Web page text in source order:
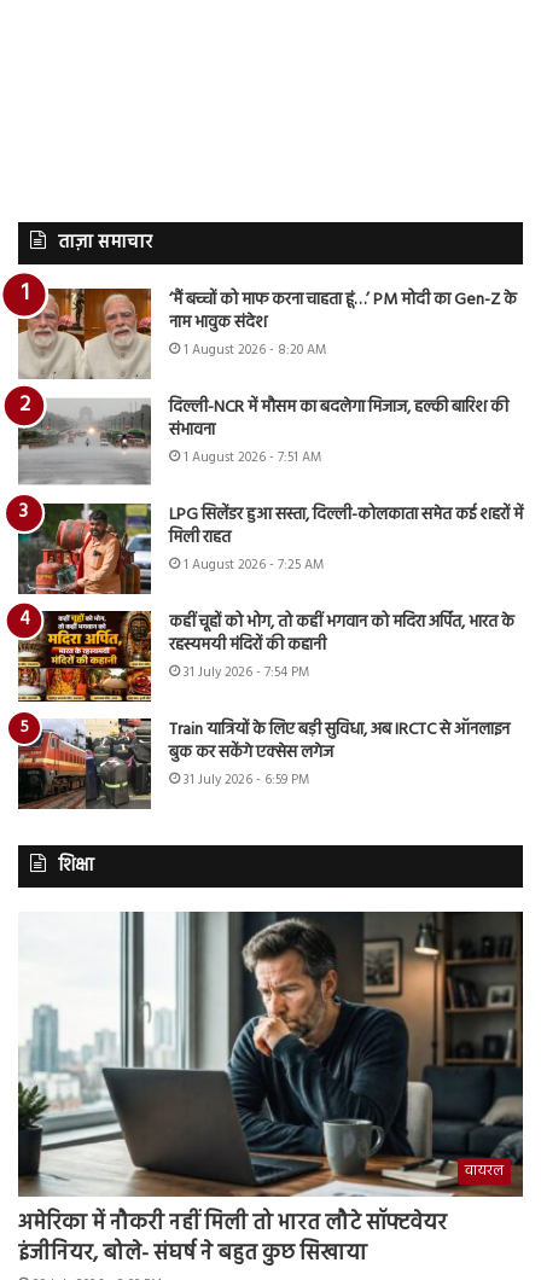
ताज़ा समाचार
‘मैं बच्चों को माफ करना चाहता हूं…’ PM मोदी का Gen-Z के
नाम भावुक संदेश
1 August 2026 - 8:20 AM
दिल्ली-NCR में मौसम का बदलेगा मिजाज, हल्की बारिश की
संभावना
1 August 2026 - 7:51 AM
LPG सिलेंडर हुआ सस्ता, दिल्ली-कोलकाता समेत कई शहरों में
मिली राहत
1 August 2026 - 7:25 AM
कहीं चूहों को भोग, तो कहीं भगवान को मदिरा अर्पित, भारत के
रहस्यमयी मंदिरों की कहानी
31 July 2026 - 7:54 PM
Train यात्रियों के लिए बड़ी सुविधा, अब IRCTC से ऑनलाइन
बुक कर सकेंगे एक्सेस लगेज
31 July 2026 - 6:59 PM
शिक्षा
वायरल
अमेरिका में नौकरी नहीं मिली तो भारत लौटे सॉफ्टवेयर
इंजीनियर, बोले- संघर्ष ने बहुत कुछ सिखाया